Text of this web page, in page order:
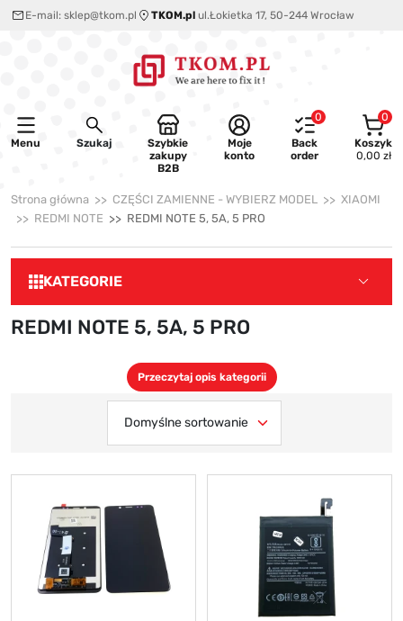
E-mail: sklep@tkom.pl TKOM.pl ul.Łokietka 17, 50-244 Wrocław
Menu Szukaj
Szybkie
zakupy
B2B
Moje
konto
0
Back
order
0
Koszyk
0,00 zł
Strona główna CZĘŚCI ZAMIENNE - WYBIERZ MODEL
XIAOMI
REDMI NOTE
REDMI NOTE 5, 5A, 5 PRO
KATEGORIE
REDMI NOTE 5, 5A, 5 PRO
Przeczytaj opis kategorii